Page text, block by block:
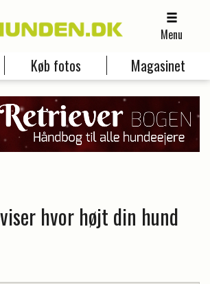
Menu
Køb fotos Magasinet
hvor højt din hund